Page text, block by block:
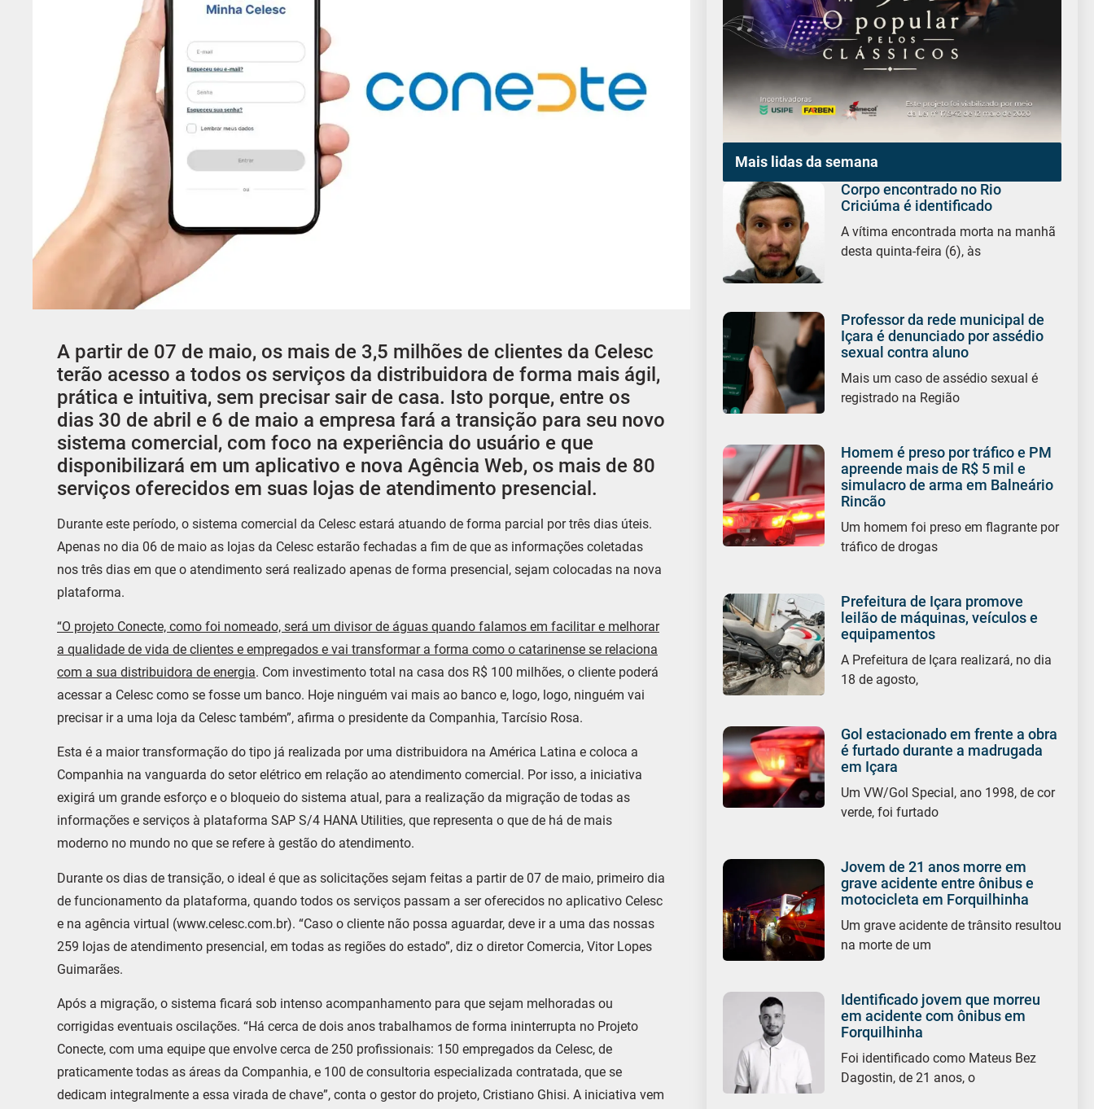
A partir de 07 de maio, os mais de 3,5 milhões de clientes da Celesc
terão acesso a todos os serviços da distribuidora de forma mais ágil,
prática e intuitiva, sem precisar sair de casa. Isto porque, entre os
dias 30 de abril e 6 de maio a empresa fará a transição para seu novo
sistema comercial, com foco na experiência do usuário e que
disponibilizará em um aplicativo e nova Agência Web, os mais de 80
serviços oferecidos em suas lojas de atendimento presencial.
Durante este período, o sistema comercial da Celesc estará atuando de forma parcial por três dias úteis.
Apenas no dia 06 de maio as lojas da Celesc estarão fechadas a fim de que as informações coletadas
nos três dias em que o atendimento será realizado apenas de forma presencial, sejam colocadas na nova
plataforma.
“O projeto Conecte, como foi nomeado, será um divisor de águas quando falamos em facilitar e melhorar
a qualidade de vida de clientes e empregados e vai transformar a forma como o catarinense se relaciona
com a sua distribuidora de energia. Com investimento total na casa dos R$ 100 milhões, o cliente poderá
acessar a Celesc como se fosse um banco. Hoje ninguém vai mais ao banco e, logo, logo, ninguém vai
precisar ir a uma loja da Celesc também”, afirma o presidente da Companhia, Tarcísio Rosa.
Esta é a maior transformação do tipo já realizada por uma distribuidora na América Latina e coloca a
Companhia na vanguarda do setor elétrico em relação ao atendimento comercial. Por isso, a iniciativa
exigirá um grande esforço e o bloqueio do sistema atual, para a realização da migração de todas as
informações e serviços à plataforma SAP S/4 HANA Utilities, que representa o que de há de mais
moderno no mundo no que se refere à gestão do atendimento.
Durante os dias de transição, o ideal é que as solicitações sejam feitas a partir de 07 de maio, primeiro dia
de funcionamento da plataforma, quando todos os serviços passam a ser oferecidos no aplicativo Celesc
e na agência virtual (www.celesc.com.br). “Caso o cliente não possa aguardar, deve ir a uma das nossas
259 lojas de atendimento presencial, em todas as regiões do estado”, diz o diretor Comercia, Vitor Lopes
Guimarães.
Após a migração, o sistema ficará sob intenso acompanhamento para que sejam melhoradas ou
corrigidas eventuais oscilações. “Há cerca de dois anos trabalhamos de forma ininterrupta no Projeto
Conecte, com uma equipe que envolve cerca de 250 profissionais: 150 empregados da Celesc, de
praticamente todas as áreas da Companhia, e 100 de consultoria especializada contratada, que se
dedicam integralmente a essa virada de chave”, conta o gestor do projeto, Cristiano Ghisi. A iniciativa vem
Mais lidas da semana
Corpo encontrado no Rio
Criciúma é identificado
A vítima encontrada morta na manhã
desta quinta-feira (6), às
Professor da rede municipal de
Içara é denunciado por assédio
sexual contra aluno
Mais um caso de assédio sexual é
registrado na Região
Homem é preso por tráfico e PM
apreende mais de R$ 5 mil e
simulacro de arma em Balneário
Rincão
Um homem foi preso em flagrante por
tráfico de drogas
Prefeitura de Içara promove
leilão de máquinas, veículos e
equipamentos
A Prefeitura de Içara realizará, no dia
18 de agosto,
Gol estacionado em frente a obra
é furtado durante a madrugada
em Içara
Um VW/Gol Special, ano 1998, de cor
verde, foi furtado
Jovem de 21 anos morre em
grave acidente entre ônibus e
motocicleta em Forquilhinha
Um grave acidente de trânsito resultou
na morte de um
Identificado jovem que morreu
em acidente com ônibus em
Forquilhinha
Foi identificado como Mateus Bez
Dagostin, de 21 anos, o